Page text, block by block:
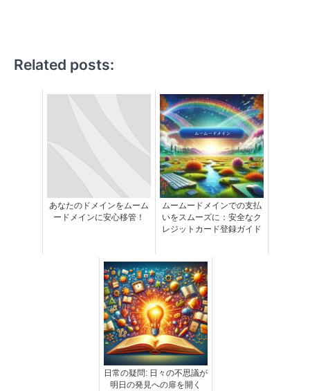
Related posts:
あなたのドメインをムーム
ードメインに安心移管！
ムームードメインでの支払
いをスムーズに：安全なク
レジットカード登録ガイド
日常の疑問: 日々の不思議が
明日の発見への扉を開く